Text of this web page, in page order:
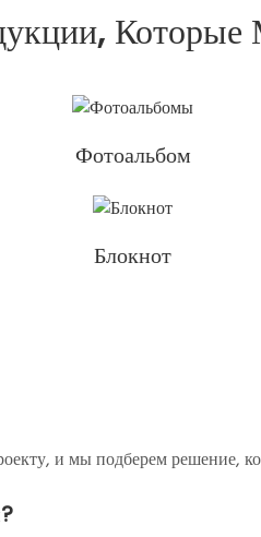
Фотоальбом
Блокнот
и мы подберем решение,